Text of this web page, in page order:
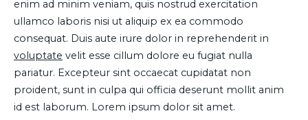
enim ad minim veniam, quis nostrud exercitation
ullamco laboris nisi ut aliquip ex ea commodo
consequat. Duis aute irure dolor in reprehenderit in
voluptate velit esse cillum dolore eu fugiat nulla
pariatur. Excepteur sint occaecat cupidatat non
proident, sunt in culpa qui officia deserunt mollit anim
id est laborum. Lorem ipsum dolor sit amet.